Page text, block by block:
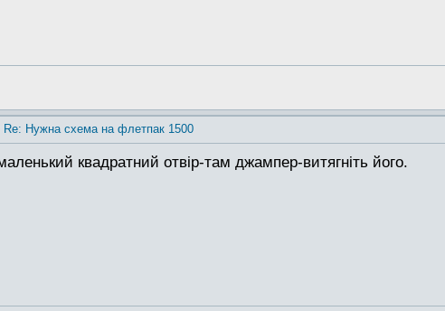
Re: Нужна схема на флетпак 1500
квадратний отвір-там джампер-витягніть його.